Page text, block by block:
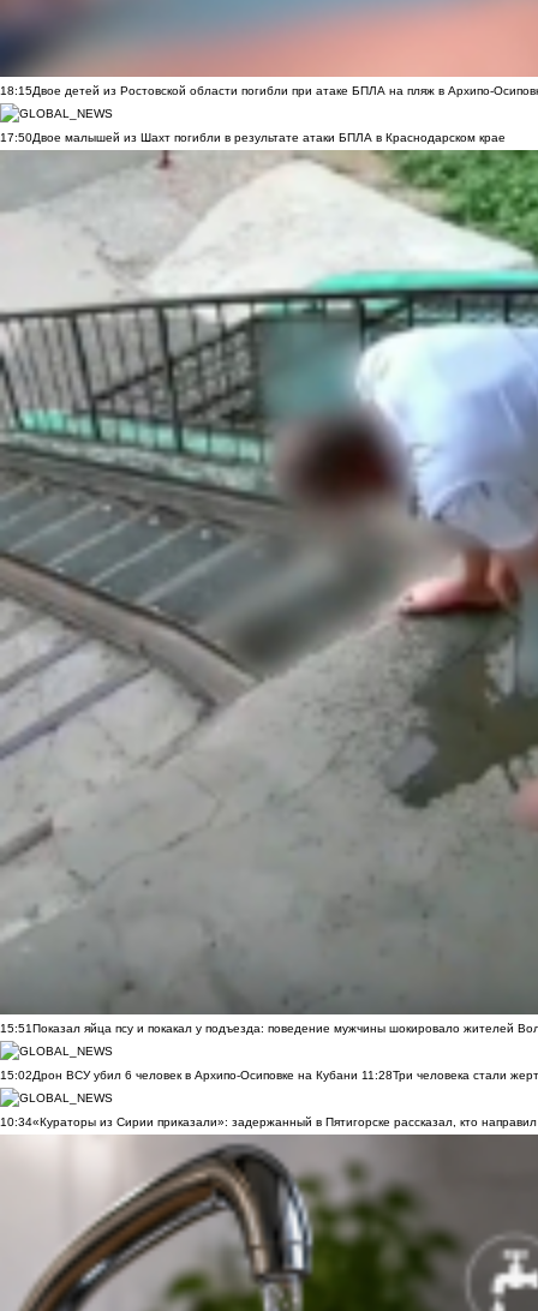
18:15Двое детей из Ростовской области погибли при атаке БПЛА на пляж в Архипо-
17:50Двое малышей из Шахт погибли в результате атаки БПЛА в Краснодарском крае
15:51Показал яйца псу и покакал у подъезда: поведение мужчины шокировало жителей
15:02Дрон ВСУ убил 6 человек в Архипо-Осиповке на Кубани 11:28Три человека стали
10:34«Кураторы из Сирии приказали»: задержанный в Пятигорске рассказал, кто направил